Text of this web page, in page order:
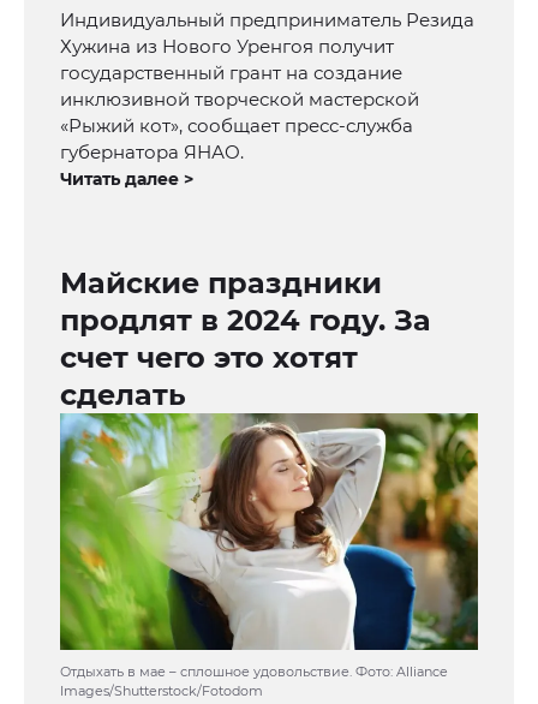
Индивидуальный предприниматель Резида
Хужина из Нового Уренгоя получит
государственный грант на создание
инклюзивной творческой мастерской
«Рыжий кот», сообщает пресс-служба
губернатора ЯНАО.
Читать далее >
Майские праздники
продлят в 2024 году. За
счет чего это хотят
сделать
Отдыхать в мае – сплошное удовольствие. Фото: Alliance
Images/Shutterstock/Fotodom